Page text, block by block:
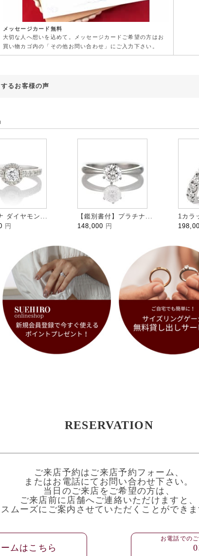
メッセージカード無料
大切な人へ想いを込めて。メッセージカードご希望の方はお
買い物カゴ内の「その他お問い合わせ」にご入力下さい。
るお客様の声
ダイヤモン...
円
【鑑別書付】プラチナ...
148,000 円
1カラ
RESERVATION
ご来店予約はご来店予約フォーム、
またはお電話にてお問い合わせ下さい。
当日のご来店をご希望の方は、
ご来店前に店舗へご連絡いただけますと、
スムーズにご案内させていただくことができま
ムはこちら
お電話での